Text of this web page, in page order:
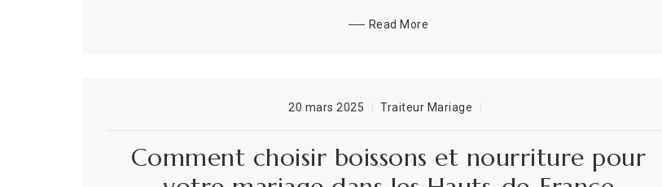
Read More
20 mars 2025 Traiteur Mariage
Comment choisir boissons et nourriture pour